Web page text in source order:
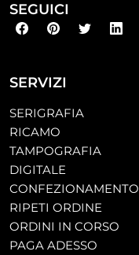
SERVIZI
SERIGRAFIA
RICAMO
TAMPOGRAFIA
DIGITALE
CONFEZIONAMENTO
RIPETI ORDINE
ORDINI IN CORSO
PAGA ADESSO
SEGUICI